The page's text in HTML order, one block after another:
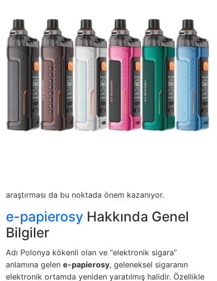
araştırması da bu noktada önem kazanıyor.
e-papierosy Hakkında Genel
Bilgiler
Adı Polonya kökenli olan ve “elektronik sigara”
anlamına gelen e-papierosy, geleneksel sigaranın
elektronik ortamda yeniden yaratılmış halidir. Özellikle